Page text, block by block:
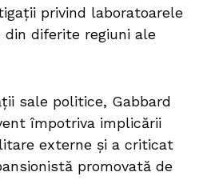
privind laboratoarele
din diferite regiuni ale
sale politice, Gabbard
împotriva implicării
externe și a criticat
promovată de